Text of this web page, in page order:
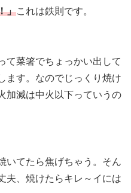
」これは鉄則です。
て菜箸でちょっかい出して
ます。なのでじっくり焼け
加減は中火以下っていうの
いてたら焦げちゃう。そん
夫、焼けたらキレ～イには